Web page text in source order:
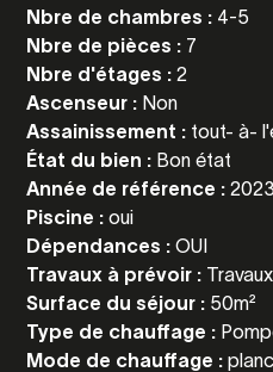
Nbre de chambres : 4-5
Nbre de pièces : 7
Nbre d'étages :2
Ascenseur : Non
Assainissement : tout- à-
État du bien : Bon état
Année de référence :2023
Piscine :oui
Dépendances :OUI
Travaux à prévoir :
Surface du séjour : 50m²
Type de chauffage :
Mode de chauffage :